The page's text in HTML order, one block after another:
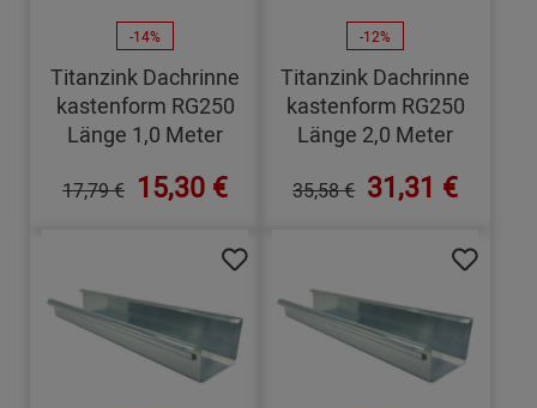
-14%
Titanzink Dachrinne
kastenform RG250
Länge 1,0 Meter
17,79 € 15,30 €
-12%
Titanzink Dachrinne
kastenform RG250
Länge 2,0 Meter
35,58 € 31,31 €